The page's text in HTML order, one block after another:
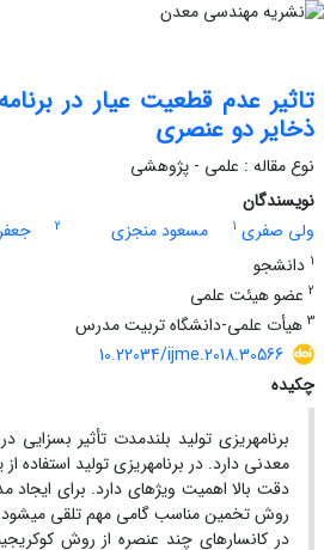
تاثیر عدم‌ قطعیت‌ عیار در
ذخایر دو عنصری
نوع مقاله : علمی - پژوهشی
نویسندگان
ولی صفری 1 مسعود منجزی 2
1 دانشجو
2 عضو هیئت علمی
3 هیأت علمی-دانشگاه تربیت مدرس
10.22034/ijme.2018.30566
چکیده
برنامهریزی تولید بلندمدت تأثیر بسزایی
معدنی دارد. در برنامهریزی تولید استفاده
دقت بالا اهمیت ویژهای دارد. برای
روش تخمین مناسب گامی مهم تلقی میشود.